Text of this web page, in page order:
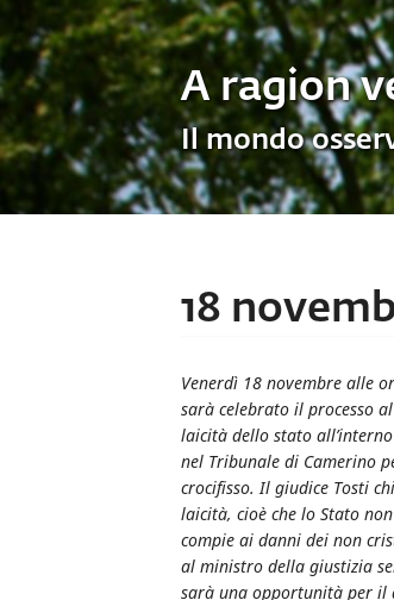
A ragion
Il mondo
18
Venerdì 18 novembre alle
sarà celebrato il processo
laicità dello stato
nel Tribunale di Camerino
crocifisso. Il giudice Tosti
laicità, cioè che lo Stato
compie ai danni dei non
al ministro della giustizia
sarà una opportunità per il